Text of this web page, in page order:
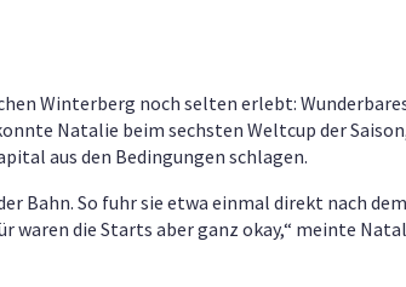
Winterberg noch selten erlebt:
Natalie beim sechsten Weltcup der
aus den Bedingungen schlagen.
Bahn. So fuhr sie etwa einmal direkt nach
waren die Starts aber ganz okay,“ meinte